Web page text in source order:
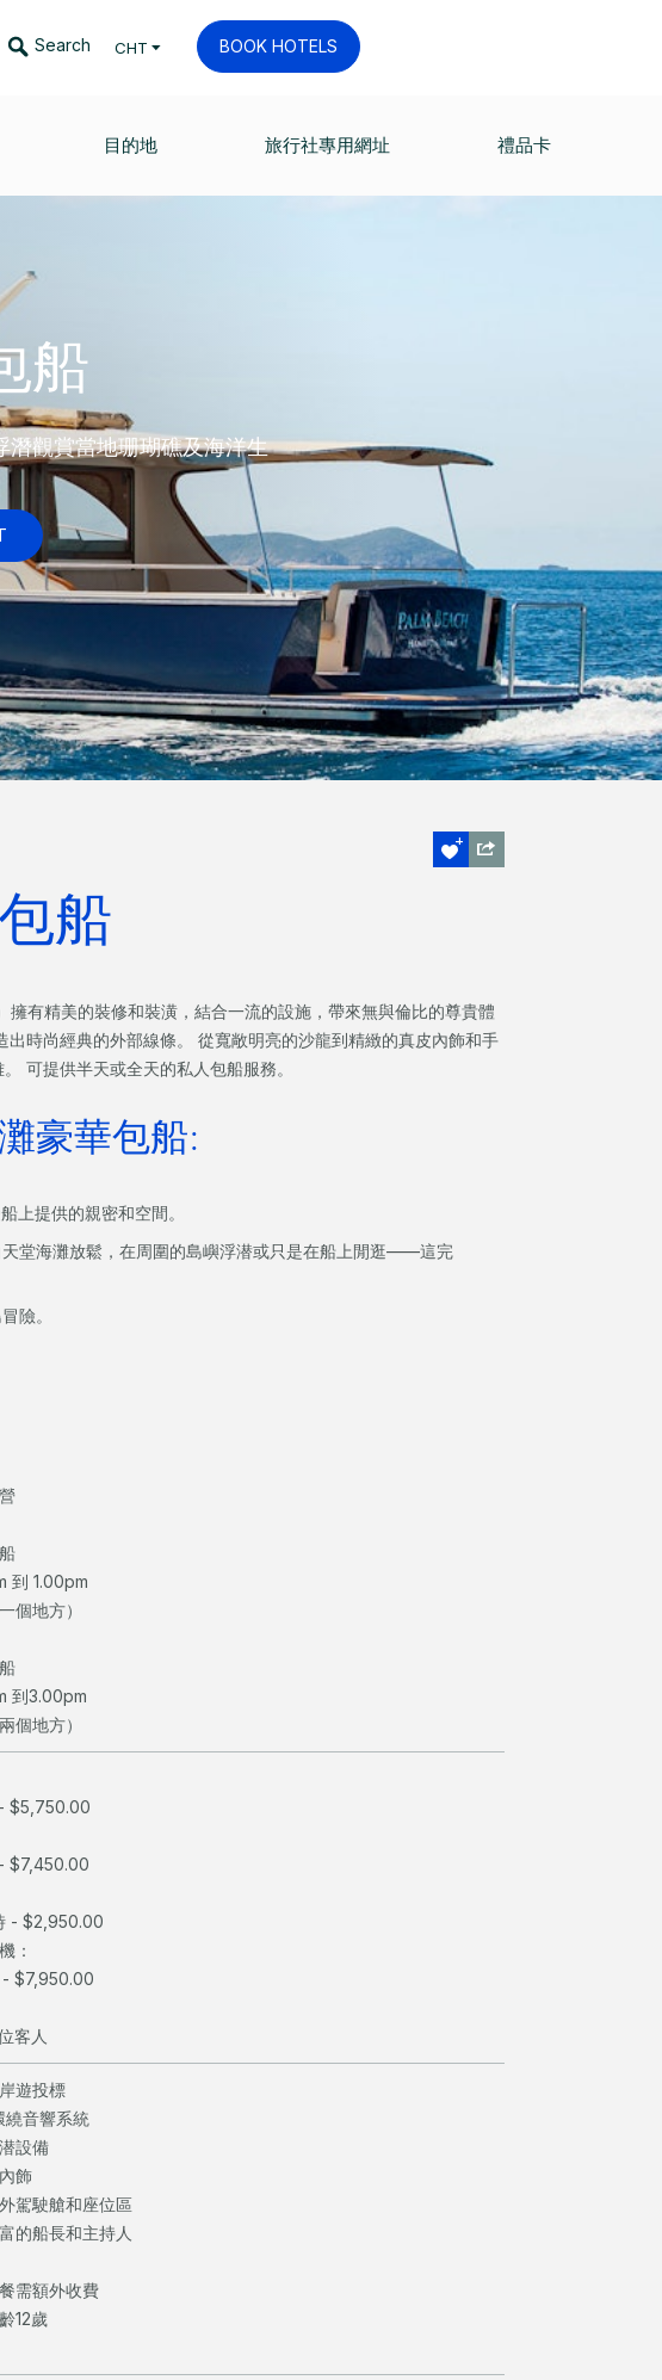
Search CHT BOOK HOTELS
目的地 旅行社專用網址 禮品卡
船
潛觀賞當地珊瑚礁及海洋生
船
有精美的裝修和裝潢，結合一流的設施，帶來無與倫比的尊貴體
時尚經典的外部線條。 從寬敞明亮的沙龍到精緻的真皮內飾和手
可提供半天或全天的私人包船服務。
豪華包船:
上提供的親密和空間。
堂海灘放鬆，在周圍的島嶼浮潜或只是在船上閒逛——這完
險。
到 1.00pm
個地方）
到3.00pm
個地方）
$5,750.00
$7,450.00
- $2,950.00
：
- $7,950.00
客人
遊投標
繞音響系統
設備
飾
駕駛艙和座位區
的船長和主持人
需額外收費
12歲